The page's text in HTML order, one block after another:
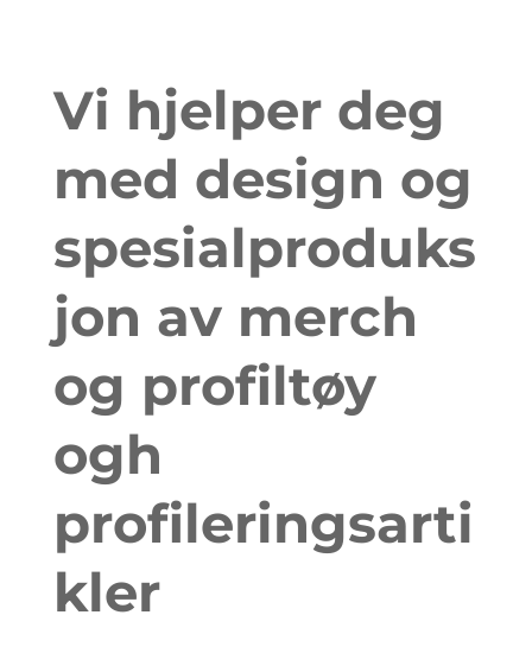
Vi hjelper deg
med design og
spesialproduks
jon av merch
og profiltøy
ogh
profileringsarti
kler